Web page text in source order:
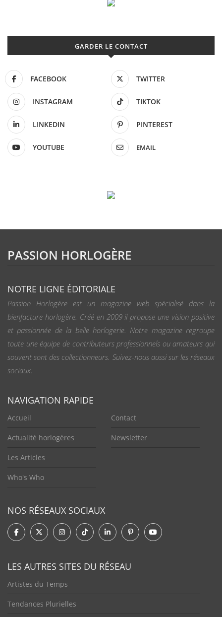
GARDER LE CONTACT
FACEBOOK TWITTER
INSTAGRAM TIKTOK
LINKEDIN PINTEREST
YOUTUBE EMAIL
PASSION HORLOGÈRE
NOTRE LIGNE ÉDITORIALE
Passion Horlogère est un magazine web spécialisé dans la
bienfacture horlogère. Créé en 2009 il propose une vision positive
et passionnée de la belle horlogerie. Notre magazine regroupe
toute une équipe de contributeurs professionnels ou amateurs qui
souvent sont des collectionneurs. Suivez-nous aussi sur les réseaux
sociaux.
NAVIGATION RAPIDE
Accueil
Actualité horlogères
Les Articles
Who's Who
Contact
Newsletter
NOS RÉSEAUX SOCIAUX
LES AUTRES SITES DU RÉSEAU
Artistes du Temps
Tendances Plurielles